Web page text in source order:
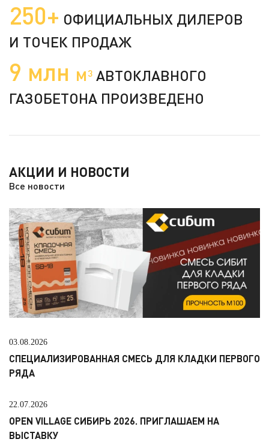
250+ ОФИЦИАЛЬНЫХ ДИЛЕРОВ
И ТОЧЕК ПРОДАЖ
9 млн м 3 АВТОКЛАВНОГО
ГАЗОБЕТОНА ПРОИЗВЕДЕНО
АКЦИИ И НОВОСТИ
Все новости
03.08.2026
СПЕЦИАЛИЗИРОВАННАЯ СМЕСЬ ДЛЯ КЛАДКИ ПЕРВОГО
РЯДА
22.07.2026
OPEN VILLAGE СИБИРЬ 2026. ПРИГЛАШАЕМ НА
ВЫСТАВКУ